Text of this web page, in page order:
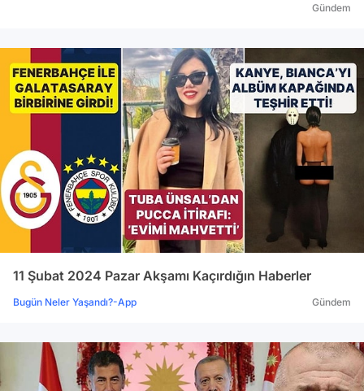
Gündem
11 Şubat 2024 Pazar Akşamı Kaçırdığın Haberler
Bugün Neler Yaşandı?-App Gündem